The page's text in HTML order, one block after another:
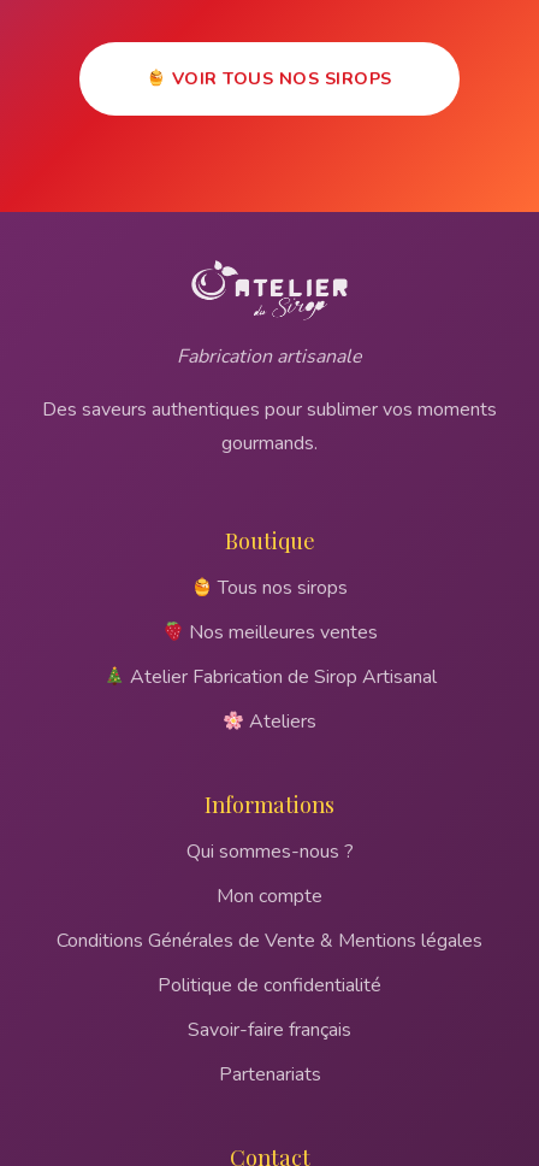
VOIR TOUS NOS SIROPS
Fabrication artisanale
Des saveurs authentiques pour sublimer vos moments
gourmands.
Boutique
Tous nos sirops
Nos meilleures ventes
Atelier Fabrication de Sirop Artisanal
Ateliers
Informations
Qui sommes-nous ?
Mon compte
Conditions Générales de Vente & Mentions légales
Politique de confidentialité
Savoir-faire français
Partenariats
Contact